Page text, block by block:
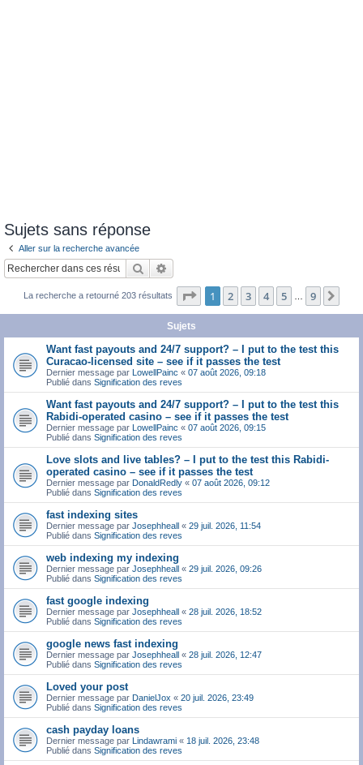
Sujets sans réponse
Aller sur la recherche avancée
Rechercher
La recherche a retourné 203 résultats Page 1sur9
1 2 3 4 5 9
Sujets
Want fast payouts and 24/7 support? – I put to the test this
Curacao-licensed site – see if it passes the test
Dernier message par LowellPainc « 07 août 2026, 09:18
Publié dans Signification des reves
Want fast payouts and 24/7 support? – I put to the test this
Rabidi-operated casino – see if it passes the test
Dernier message par LowellPainc « 07 août 2026, 09:15
Publié dans Signification des reves
Love slots and live tables? – I put to the test this Rabidi-
operated casino – see if it passes the test
Dernier message par DonaldRedly « 07 août 2026, 09:12
Publié dans Signification des reves
fast indexing sites
Dernier message par Josephheall « 29 juil. 2026, 11:54
Publié dans Signification des reves
web indexing my indexing
Dernier message par Josephheall « 29 juil. 2026, 09:26
Publié dans Signification des reves
fast google indexing
Dernier message par Josephheall « 28 juil. 2026, 18:52
Publié dans Signification des reves
google news fast indexing
Dernier message par Josephheall « 28 juil. 2026, 12:47
Publié dans Signification des reves
Loved your post
Dernier message par DanielJox « 20 juil. 2026, 23:49
Publié dans Signification des reves
cash payday loans
Dernier message par Lindawrami « 18 juil. 2026, 23:48
Publié dans Signification des reves